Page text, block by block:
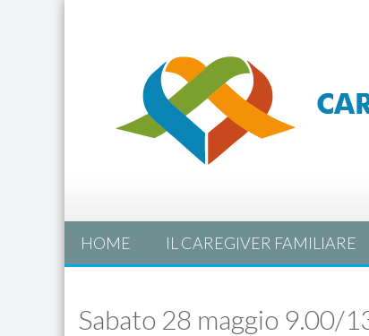
HOME IL CAREGIVER FAMILIARE
Sabato 28 maggio 9.00/